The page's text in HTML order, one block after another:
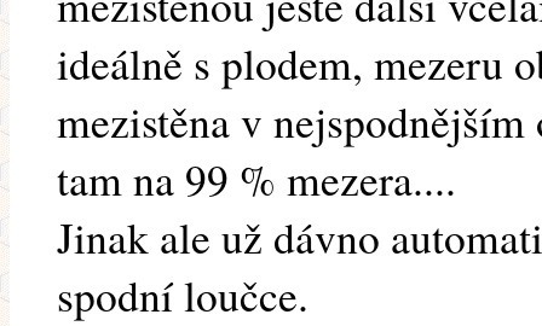
ideálně s plodem, mezeru
mezistěna v nejspodnějším
tam na 99 % mezera....
Jinak ale už dávno
spodní loučce.